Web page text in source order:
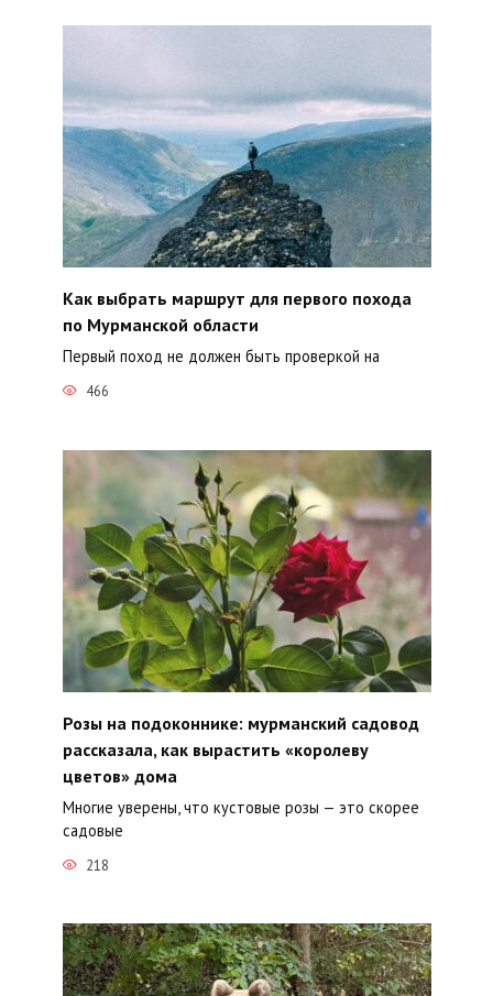
Как выбрать маршрут для первого похода
по Мурманской области
Первый поход не должен быть проверкой на
466
Розы на подоконнике: мурманский садовод
рассказала, как вырастить «королеву
цветов» дома
Многие уверены, что кустовые розы — это скорее
садовые
218